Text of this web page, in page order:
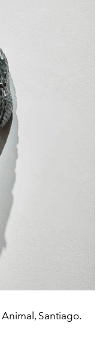
Santiago.